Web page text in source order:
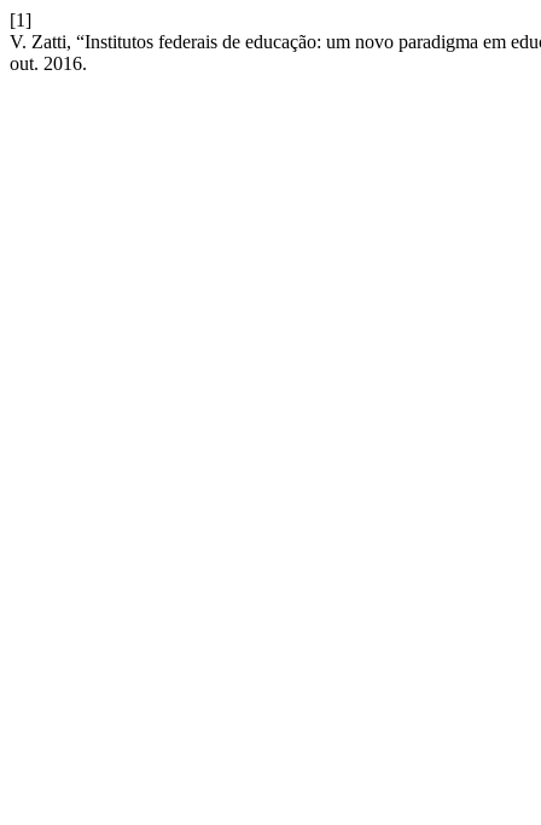
[1]
V. Zatti, “Institutos federais de educação: um novo paradigma em
out. 2016.